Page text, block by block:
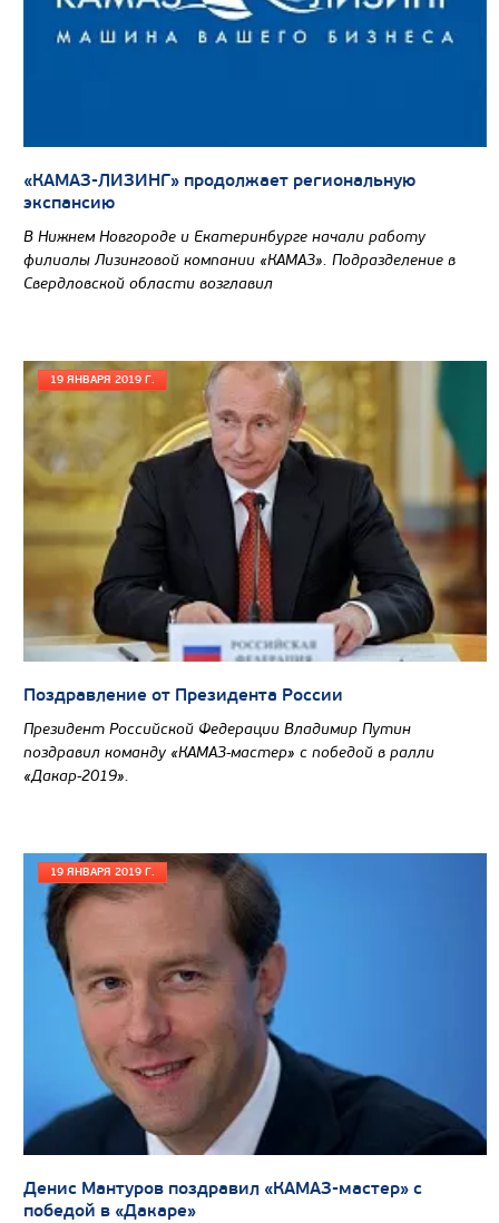
Цена по запросу
Производитель
Экологический класс
Вместимость кузова, м3
Направление разгрузки
Колесная формула
«КАМАЗ-ЛИЗИНГ» продолжает региональную
экспансию
В Нижнем Новгороде и Екатеринбурге начали работу
филиалы Лизинговой компании «КАМАЗ». Подразделение в
Свердловской области возглавил
19 ЯНВАРЯ 2019 Г.
Поздравление от Президента России
Президент Российской Федерации Владимир Путин
поздравил команду «КАМАЗ-мастер» с победой в ралли
«Дакар-2019».
19 ЯНВАРЯ 2019 Г.
Денис Мантуров поздравил «КАМАЗ-мастер» с
победой в «Дакаре»